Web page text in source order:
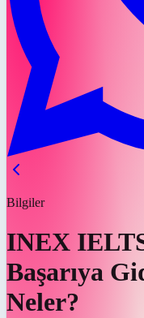
Bilgiler
INEX
Başarıya
Neler?